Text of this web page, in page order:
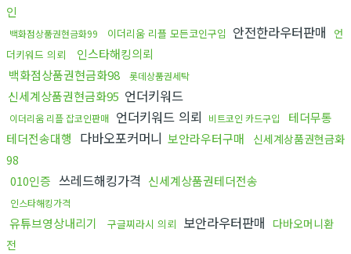
인
백화점상품권현금화99 이더리움 리플 모든코인구입 안전한라우터판매
언
더키워드 의뢰
인스타해킹의뢰
백화점상품권현금화98
롯데상품권세탁
신세계상품권현금화95 언더키워드
이더리움 리플 잡코인판매 언더키워드 의뢰 비트코인 카드구입
테더무통
테더전송대행
다바오포커머니 보안라우터구매
신세계상품권현금화
98
010인증 쓰레드해킹가격 신세계상품권테더전송
인스타해킹가격
유튜브영상내리기 구글찌라시 의뢰 보안라우터판매 다바오머니환
전